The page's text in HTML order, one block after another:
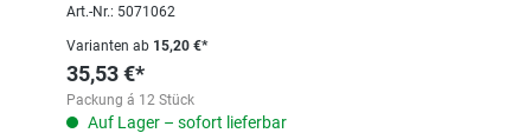
Art.-Nr.: 5071062
Varianten ab 15,20 €*
35,53 €*
Packung á 12 Stück
Auf Lager – sofort lieferbar